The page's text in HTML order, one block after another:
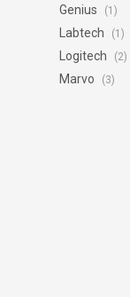
Genius (1)
Labtech (1)
Logitech (2)
Marvo (3)